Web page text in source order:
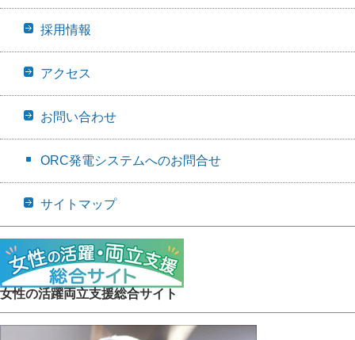
採用情報
アクセス
お問い合わせ
ORC発電システムへのお問合せ
サイトマップ
女性の活躍両立支援総合サイト